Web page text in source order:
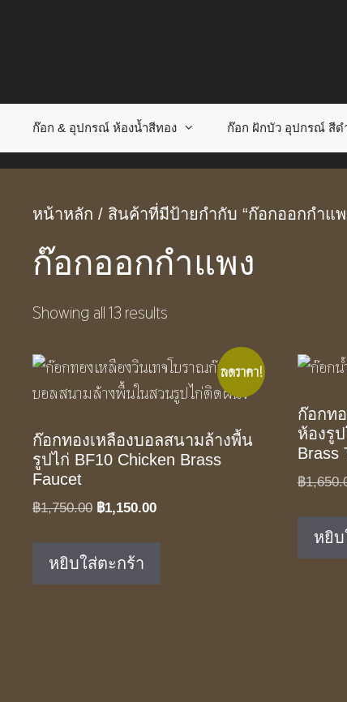
ก๊อก & อุปกรณ์ ห้องน้ำสีทอง ก๊อก ฝักบัว อุปกรณ์ สีด
หน้าหลัก / สินค้าที่มีป้ายกำกับ “ก๊อกออกกำแพ
ก๊อกออกกำแพง
Showing all 13 results
ลดราคา!
ก๊อกทองเหลืองบอลสนามล้างพื้น
รูปไก่ BF10 Chicken Brass
Faucet
฿1,750.00 Original
฿1,750.00.
฿1,150.00Current
หยิบใส่ตะกร้า
ก๊อกท
ห้องรู
Brass
฿
หยิบ